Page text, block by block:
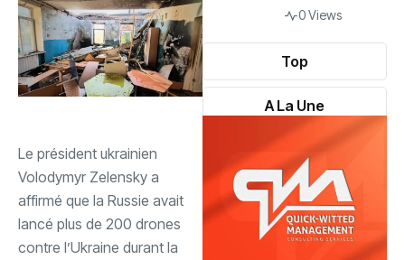
‎Le président ukrainien
Volodymyr Zelensky a
affirmé que la Russie avait
lancé plus de 200 drones
contre l’Ukraine durant la
Top
A La Une
0 Views